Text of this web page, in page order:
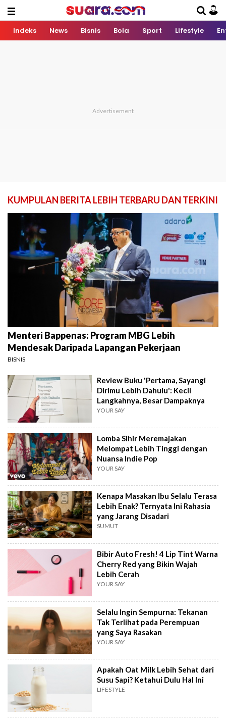
Indeks News Bisnis Bola Sport Lifestyle
KUMPULAN BERITA LEBIH TERBARU DAN TERKINI
Menteri Bappenas: Program MBG Lebih
Mendesak Daripada Lapangan Pekerjaan
BISNIS
Review Buku 'Pertama, Sayangi
Dirimu Lebih Dahulu': Kecil
Langkahnya, Besar Dampaknya
YOUR SAY
Lomba Sihir Meremajakan
Melompat Lebih Tinggi dengan
Nuansa Indie Pop
YOUR SAY
Kenapa Masakan Ibu Selalu Terasa
Lebih Enak? Ternyata Ini Rahasia
yang Jarang Disadari
SUMUT
Bibir Auto Fresh! 4 Lip Tint Warna
Cherry Red yang Bikin Wajah
Lebih Cerah
YOUR SAY
Selalu Ingin Sempurna: Tekanan
Tak Terlihat pada Perempuan
yang Saya Rasakan
YOUR SAY
Apakah Oat Milk Lebih Sehat dari
Susu Sapi? Ketahui Dulu Hal Ini
LIFESTYLE